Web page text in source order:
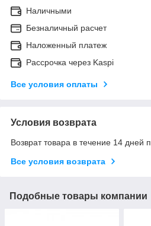
Наличными
Безналичный расчет
Наложенный платеж
Рассрочка через Kaspi
Все условия оплаты
Условия возврата
Возврат товара в течение 14 дней
Все условия возврата
Подобные товары компании